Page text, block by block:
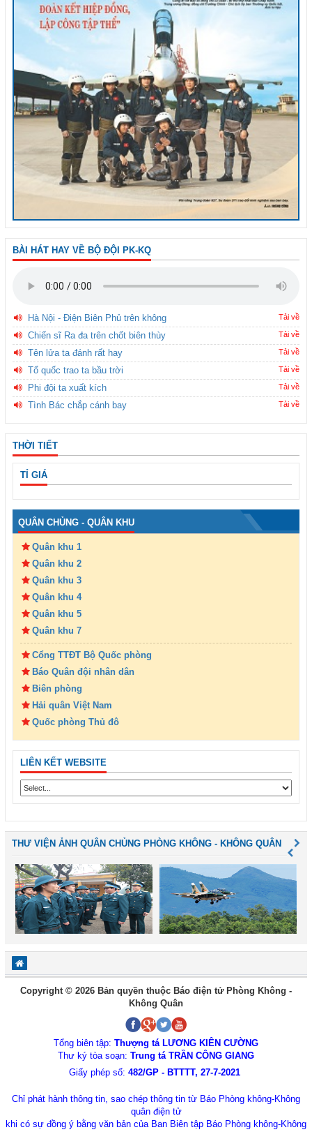
BÀI HÁT HAY VỀ BỘ ĐỘI PK-KQ
Hà Nội - Điện Biên Phủ trên không Tải về
Chiến sĩ Ra đa trên chốt biên thùy Tải về
Tên lửa ta đánh rất hay Tải về
Tổ quốc trao ta bầu trời Tải về
Phi đội ta xuất kích Tải về
Tình Bác chắp cánh bay Tải về
THỜI TIẾT
TỈ GIÁ
QUÂN CHỦNG - QUÂN KHU
Quân khu 1
Quân khu 2
Quân khu 3
Quân khu 4
Quân khu 5
Quân khu 7
Cổng TTĐT Bộ Quốc phòng
Báo Quân đội nhân dân
Biên phòng
Hải quân Việt Nam
Quốc phòng Thủ đô
LIÊN KẾT WEBSITE
THƯ VIỆN ẢNH QUÂN CHỦNG PHÒNG KHÔNG - KHÔNG QUÂN
Copyright © 2026 Bản quyền thuộc Báo điện tử Phòng Không -
Không Quân
Tổng biên tập: Thượng tá LƯƠNG KIÊN CƯỜNG
Thư ký tòa soạn: Trung tá TRẦN CÔNG GIANG
Giấy phép số: 482/GP - BTTTT, 27-7-2021
Chỉ phát hành thông tin, sao chép thông tin từ Báo Phòng không-Không
quân điện tử
khi có sự đồng ý bằng văn bản của Ban Biên tập Báo Phòng không-Không